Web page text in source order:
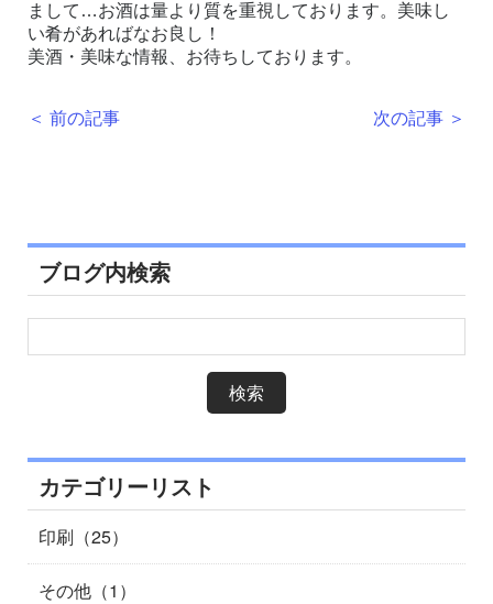
まして …お酒は量より質を重視しております。美味し
い肴があればなお良し！
美酒・美味な情報、お待ちしております。
＜ 前の記事 次の記事 ＞
ブログ内検索
カテゴリーリスト
印刷（25）
その他（1）